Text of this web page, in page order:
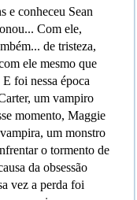
e conheceu Sean
Com ele,
de tristeza,
ele mesmo que
foi nessa época
um vampiro
momento, Maggie
um monstro
o tormento de
da obsessão
vez a perda foi